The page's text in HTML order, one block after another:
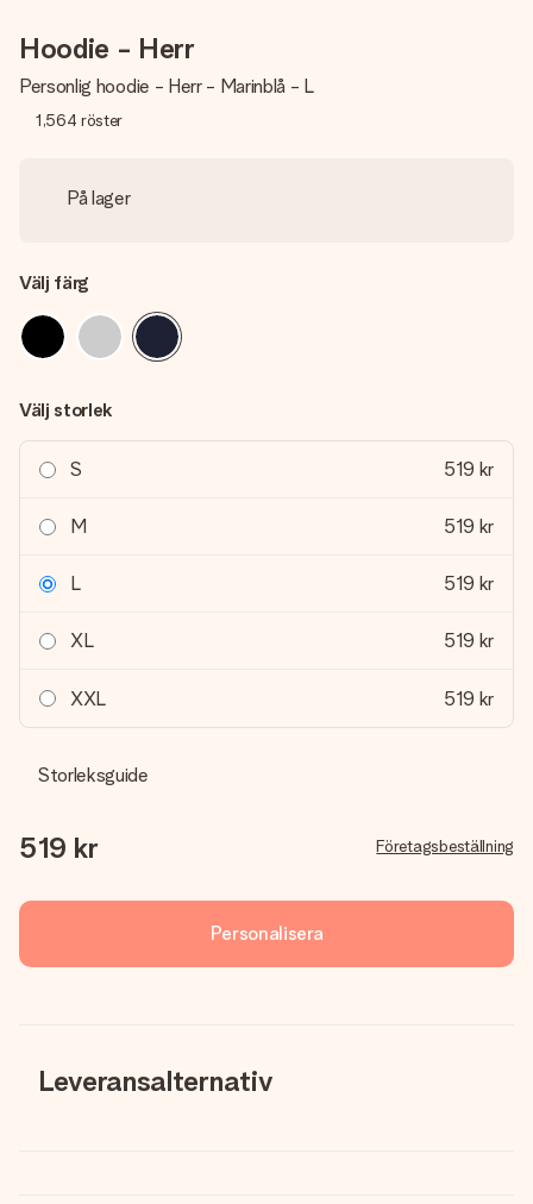
Hoodie - Herr
Personlig hoodie - Herr - Marinblå - L
1,564 röster
På lager
Välj färg
Välj storlek
S 519 kr
M 519 kr
L 519 kr
XL 519 kr
XXL 519 kr
Storleksguide
519 kr Företagsbeställning
Personalisera
Leveransalternativ